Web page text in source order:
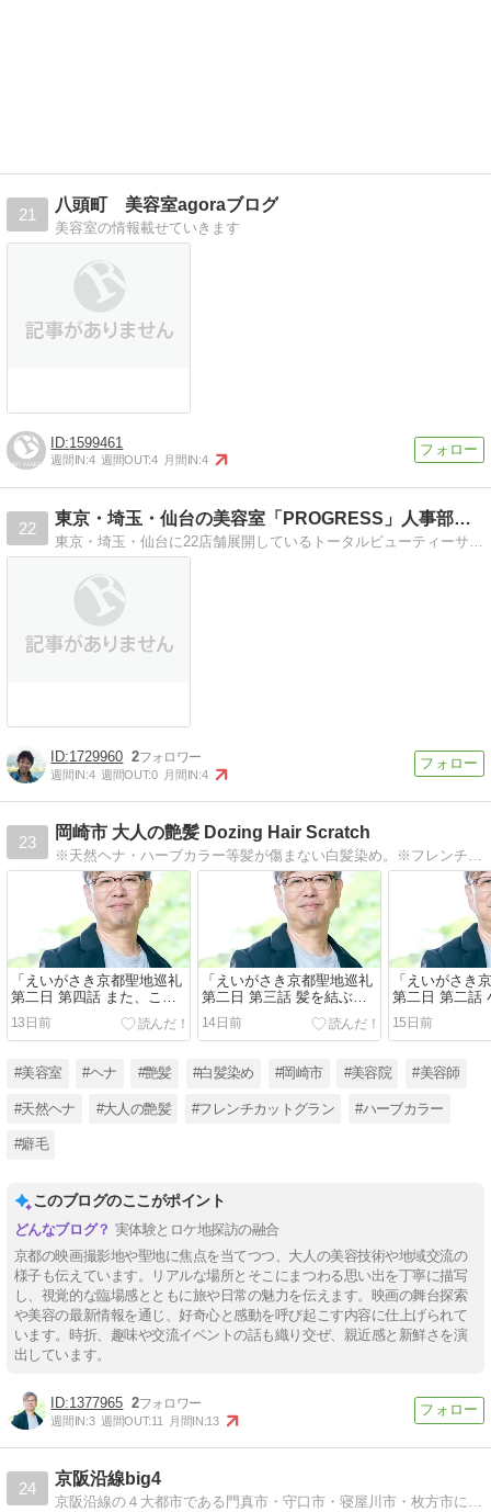
21
八頭町 美容室agoraブログ
美容室の情報載せていきます
1599461
週間IN:4 週間OUT:4 月間IN:4
22
東京・埼玉・仙台の美容室「PROGRESS」人事部長西窪 …
1729960 2
週間IN:4 週間OUT:0 月間IN:4
23
岡崎市 大人の艶髪 Dozing Hair Scratch
「えいがさき京都聖地巡礼
第二日 第四話 また、この
街へ」リーヌ(≧▽≦)
13日前
「えいがさき京都聖地巡礼
第二日 第三話 髪を結ぶ神
様」リーヌ(≧▽≦)
14日前
「えいがさき
第二日 第二話
人」リーヌ
15日前
#美容室 #ヘナ #艶髪 #白髪染め #岡崎市 #美容院 #美容師
#天然ヘナ #大人の艶髪 #フレンチカットグラン #ハーブカラー
#癖毛
このブログのここがポイント
実体験とロケ地探訪の融合
京都の映画撮影地や聖地に焦点を当てつつ、大人の美容技術や地域交流の
様子も伝えています。リアルな場所とそこにまつわる思い出を丁寧に描写
し、視覚的な臨場感とともに旅や日常の魅力を伝えます。映画の舞台探索
や美容の最新情報を通じ、好奇心と感動を呼び起こす内容に仕上げられて
います。時折、趣味や交流イベントの話も織り交ぜ、親近感と新鮮さを演
出しています。
1377965 2
週間IN:3 週間OUT:11 月間IN:13
24
京阪沿線big4
京阪沿線の４大都市である門真市・守口市・寝屋川市・枚方市にスポットをあて、お店情報などを中心に地域をもっと知ってもらうためのブログです。